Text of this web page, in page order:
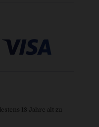
18 Jahre alt zu